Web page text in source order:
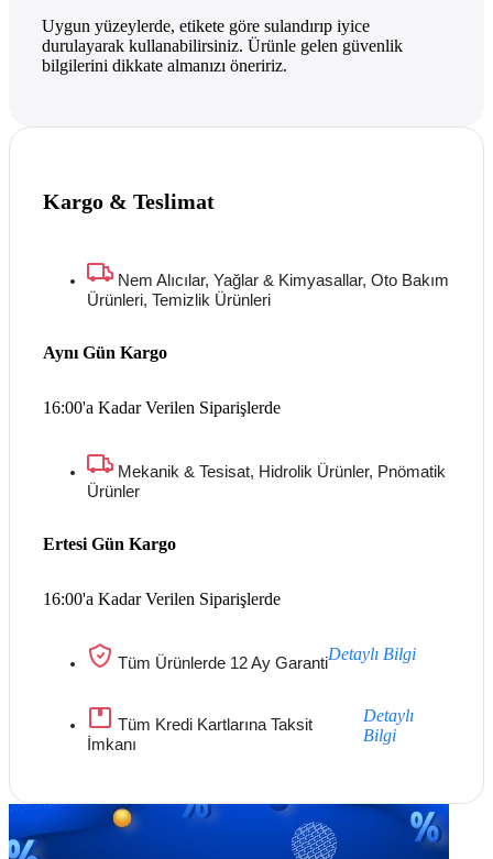
Uygun yüzeylerde, etikete göre sulandırıp iyice
durulayarak kullanabilirsiniz. Ürünle gelen güvenlik
bilgilerini dikkate almanızı öneririz.
Kargo & Teslimat
Nem Alıcılar, Yağlar & Kimyasallar, Oto Bakım
Ürünleri, Temizlik Ürünleri
16:00'a Kadar Verilen Siparişlerde
Aynı Gün Kargo
Mekanik & Tesisat, Hidrolik Ürünler, Pnömatik
Ürünler
16:00'a Kadar Verilen Siparişlerde
Ertesi Gün Kargo
Tüm Ürünlerde 12 Ay GarantiDetaylı Bilgi
Tüm Kredi Kartlarına Taksit
İmkanı
Detaylı
Bilgi